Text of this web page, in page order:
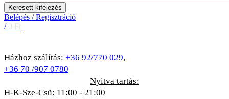
Keresett kifejezés
Belépés / Regisztráció
/ 0 Ft
Házhoz szálítás: +36 92/770 029,
+36 70 /907 0780
Nyitva tartás:
H-K-Sze-Csü: 11:00 - 21:00